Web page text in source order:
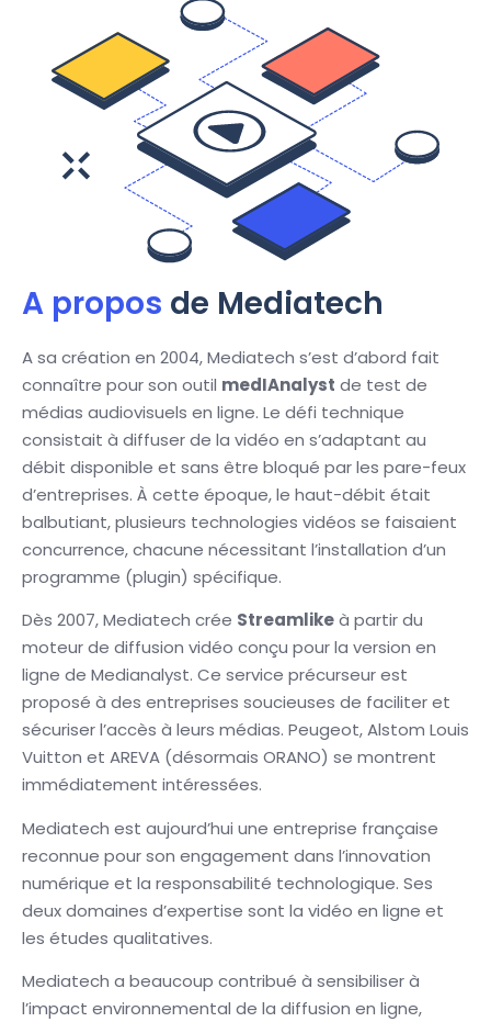
A propos de Mediatech
A sa création en 2004, Mediatech s’est d’abord fait
connaître pour son outil medIAnalyst de test de
médias audiovisuels en ligne. Le défi technique
consistait à diffuser de la vidéo en s’adaptant au
débit disponible et sans être bloqué par les pare-feux
d’entreprises. À cette époque, le haut-débit était
balbutiant, plusieurs technologies vidéos se faisaient
concurrence, chacune nécessitant l’installation d’un
programme (plugin) spécifique.
Dès 2007, Mediatech crée Streamlikeà partir du
moteur de diffusion vidéo conçu pour la version en
ligne de Medianalyst. Ce service précurseur est
proposé à des entreprises soucieuses de faciliter et
sécuriser l’accès à leurs médias. Peugeot, Alstom Louis
Vuitton et AREVA (désormais ORANO) se montrent
immédiatement intéressées.
Mediatech est aujourd’hui une entreprise française
reconnue pour son engagement dans l’innovation
numérique et la responsabilité technologique. Ses
deux domaines d’expertise sont la vidéo en ligne et
les études qualitatives.
Mediatech a beaucoup contribué à sensibiliser à
l’impact environnemental de la diffusion en ligne,